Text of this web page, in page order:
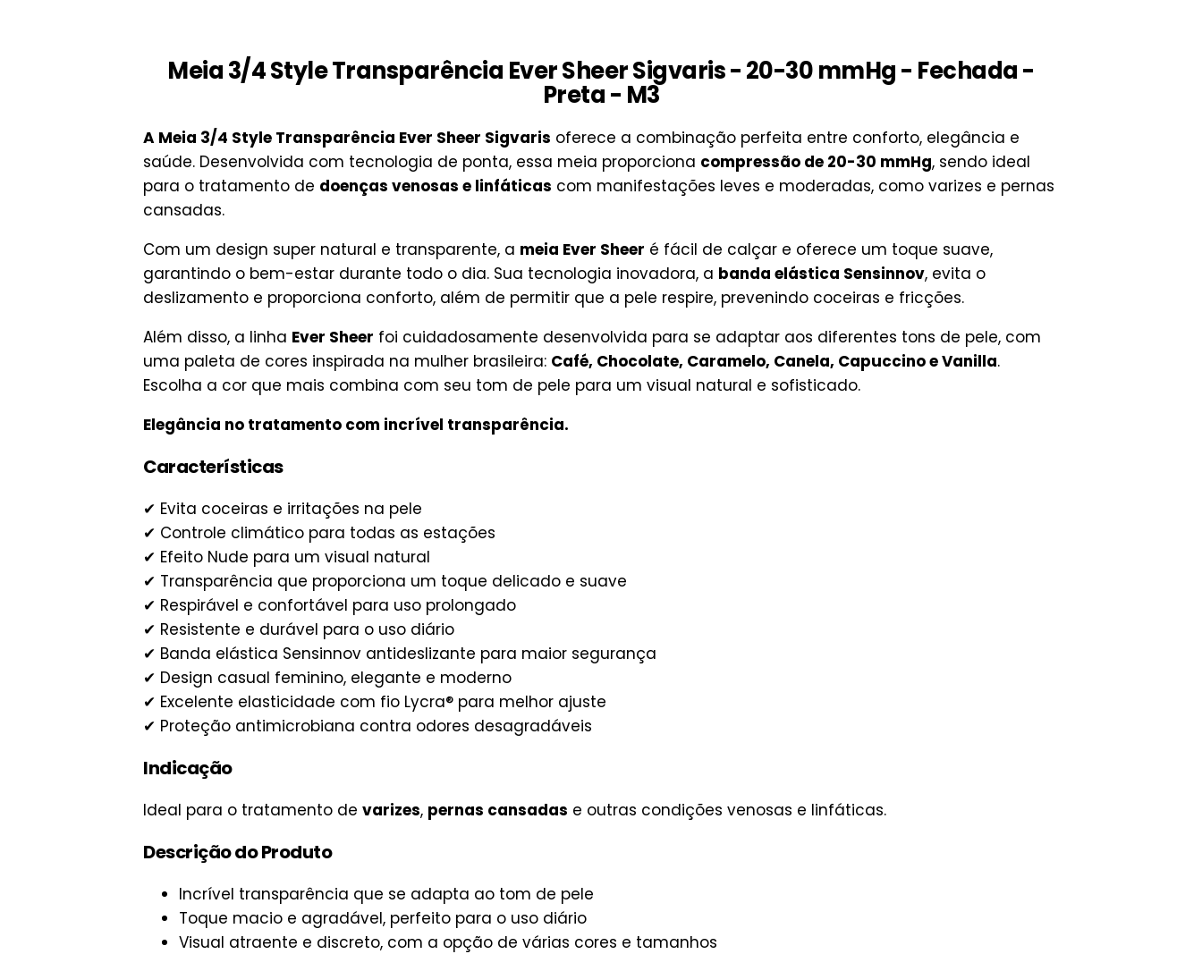
Meia 3/4 Style Transparência Ever Sheer Sigvaris - 20-30 mmHg - Fechada -
Preta - M3
A Meia 3/4 Style Transparência Ever Sheer Sigvaris oferece a combinação perfeita entre conforto, elegância e
saúde. Desenvolvida com tecnologia de ponta, essa meia proporciona compressão de 20-30 mmHg, sendo ideal
para o tratamento de doenças venosas e linfáticas com manifestações leves e moderadas, como varizes e pernas
cansadas.
Com um design super natural e transparente, a meia Ever Sheer é fácil de calçar e oferece um toque suave,
garantindo o bem-estar durante todo o dia. Sua tecnologia inovadora, a banda elástica Sensinnov, evita o
deslizamento e proporciona conforto, além de permitir que a pele respire, prevenindo coceiras e fricções.
Além disso, a linha Ever Sheer foi cuidadosamente desenvolvida para se adaptar aos diferentes tons de pele, com
uma paleta de cores inspirada na mulher brasileira: Café, Chocolate, Caramelo, Canela, Capuccino e Vanilla.
Escolha a cor que mais combina com seu tom de pele para um visual natural e sofisticado.
Elegância no tratamento com incrível transparência.
Características
✔ Evita coceiras e irritações na pele
✔ Controle climático para todas as estações
✔ Efeito Nude para um visual natural
✔ Transparência que proporciona um toque delicado e suave
✔ Respirável e confortável para uso prolongado
✔ Resistente e durável para o uso diário
✔ Banda elástica Sensinnov antideslizante para maior segurança
✔ Design casual feminino, elegante e moderno
✔ Excelente elasticidade com fio Lycra® para melhor ajuste
✔ Proteção antimicrobiana contra odores desagradáveis
Indicação
Ideal para o tratamento de varizes, pernas cansadas e outras condições venosas e linfáticas.
Descrição do Produto
Incrível transparência que se adapta ao tom de pele
Toque macio e agradável, perfeito para o uso diário
Visual atraente e discreto, com a opção de várias cores e tamanhos